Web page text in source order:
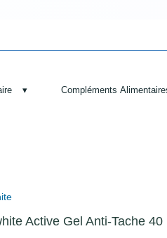
▾ Compléments
Active Gel Anti-Tache 40